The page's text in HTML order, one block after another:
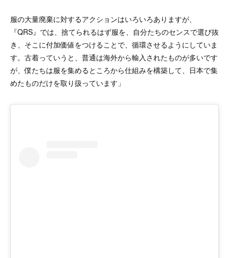
服の大量廃棄に対するアクションはいろいろありますが、
『QRS』では、捨てられるはず服を、自分たちのセンスで選び抜
き、そこに付加価値をつけることで、循環させるようにしていま
す。古着っていうと、普通は海外から輸入されたものが多いです
が、僕たちは服を集めるところから仕組みを構築して、日本で集
めたものだけを取り扱っています」